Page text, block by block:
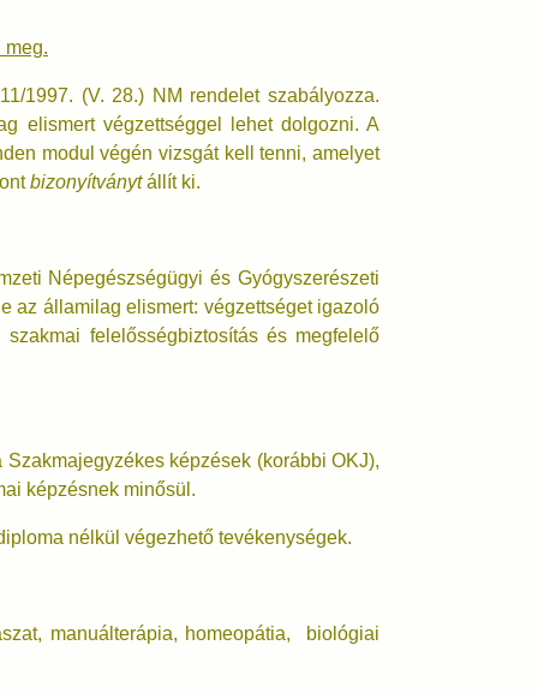
meg.
1997. (V. 28.) NM rendelet szabályozza.
elismert végzettséggel lehet dolgozni. A
modul végén vizsgát kell tenni, amelyet
bizonyítványtállít ki.
Népegészségügyi és Gyógyszerészeti
az államilag elismert: végzettséget igazoló
felelősségbiztosítás és megfelelő
képzések (korábbi OKJ),
képzésnek minősül.
nélkül végezhető tevékenységek.
manuálterápia, homeopátia, biológiai